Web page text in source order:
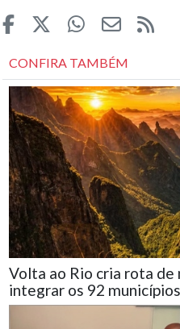
CONFIRA TAMBÉM
Volta ao Rio cria rota
integrar os 92